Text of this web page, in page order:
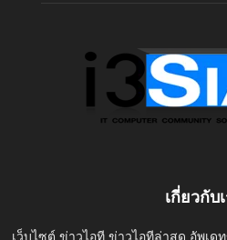
เกี่ยวกับ
เว็บไซต์ ข่าวไอที ข่าวไอทีล่าสุด อัพเด